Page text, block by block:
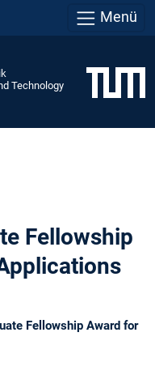
Menü
Technology
Fellowship
Fellowship Award for